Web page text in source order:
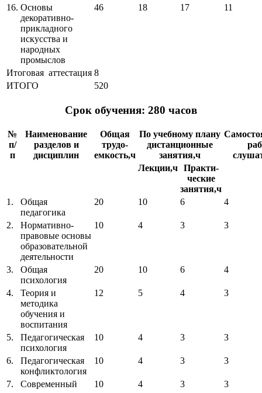
16. Основы
декоративно-
прикладного
искусства и
народных
промыслов
46 18 17 11
Итоговая аттестация 8
ИТОГО
520
Срок обучения: 280 часов
№
п/
п
Наименование
разделов и
дисциплин
Общая
трудо-
емкость,ч
По учебному плану
дистанционные
занятия,ч
Лекции,ч Практи-
ческие
занятия,ч
1.
Общая
педагогика
20 10 6 4
2.
Нормативно-
правовые основы
образовательной
деятельности
10 4 3 3
3.
Общая
психология
20 10 6 4
4.
Теория и
методика
обучения и
воспитания
12 5 4 3
5.
Педагогическая
психология
10 4 3 3
6.
Педагогическая
конфликтология
10 4 3 3
7.
Современный
10 4 3 3